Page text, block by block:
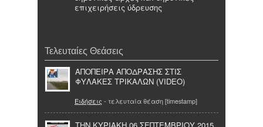
επιχειρήσεις ύδρευσης
Τελευταίες Θεάσεις
ΑΠΟΠΕΙΡΑ ΑΠΟΔΡΑΣΗΣ ΣΤΙΣ
ΦΥΛΑΚΕΣ ΤΡΙΚΑΛΩΝ (VIDEO)
Ειδήσεις - τελευταία θέαση [timestamp]